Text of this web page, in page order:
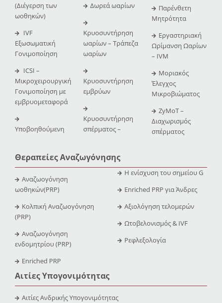
(Διέγερση των
ωοθηκών)
IVF
Εξωσωματική
Γονιμοποίηση
ICSI –
Μικροχειρουργική
Γονιμοποίηση με
εμβρυομεταφορά
Υποβοηθούμενη
Δωρεά ωαρίων
Κρυοσυντήρηση
ωαρίων – Τράπεζα
ωαρίων
Κρυοσυντήρηση
εμβρύων
Κρυοσυντήρηση
σπέρματος –
Παρένθετη
Μητρότητα
Εργαστηριακή
Ωρίμανση Ωαρίων
– IVM
Μοριακός
Έλεγχος
Μικροβιώματος
ZyMoT –
Διαχωρισμός
σπέρματος
Θεραπείες Αναζωγόνησης
Αναζωογόνηση
ωοθηκών(PRP)
Κολπική Αναζωογόνηση
(PRP)
Αναζωογόνηση
ενδομητρίου (PRP)
Enriched PRP
Η ενίσχυση του σημείου G
Enriched PRP για Άνδρες
Αξιολόγηση τελομερών
Ωτοβελονισμός & IVF
Ρεφλεξολογία
Αιτίες Υπογονιμότητας
Αιτίες Ανδρικής Υπογονιμότητας